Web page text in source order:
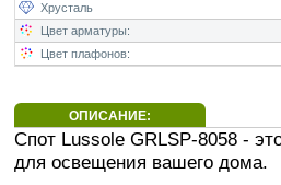
Хрусталь
Цвет арматуры:
Цвет плафонов:
ОПИСАНИЕ:
Спот Lussole GRLSP-8058 -
для освещения вашего дома.